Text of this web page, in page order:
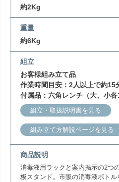
約2Kg
重量
約6Kg
組立
お客様組み立て品
作業時間目安：2人以上で約15
付属品：六角レンチ（大、小各
組立・取扱説明書を見る
組み立て方解説ページを見る
商品説明
消毒液用ラックと案内掲示の2つ
板スタンド。市販の消毒液ボト